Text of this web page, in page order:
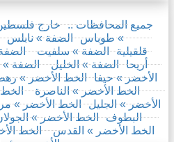
.. جميع المحافظات ..
خارج
» طوباس
الضفة » نابلس
قلقيلية
الضفة » سلفيت
أريحا
الضفة » الخليل الضفة
الأخضر » حيفا
الخط الأخضر »
الخط الأخضر » الناصرة
الخط
الأخضر » الجليل
الخط الأخضر »
البطوف
الخط الأخضر »
الخط الأخضر » القدس
الخط